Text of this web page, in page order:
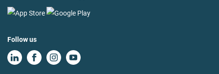
Follow us